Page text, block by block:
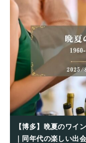
【博多】晩夏のワイ
｜同年代の楽しい出